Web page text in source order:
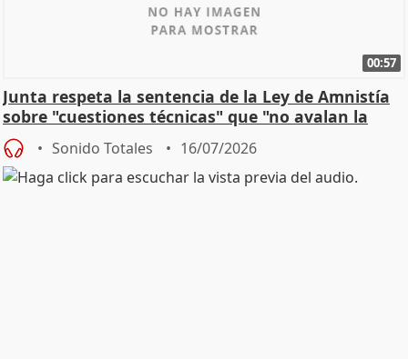
00:57
Junta respeta la sentencia de la Ley de Amnistía
sobre "cuestiones técnicas" que "no avalan la
const
Sonido Totales 16/07/2026